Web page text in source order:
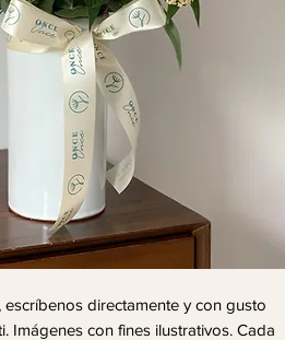
directamente y con gusto
Imágenes con fines ilustrativos. Cada